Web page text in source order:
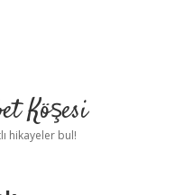
Köşesi
hikayeler bul!